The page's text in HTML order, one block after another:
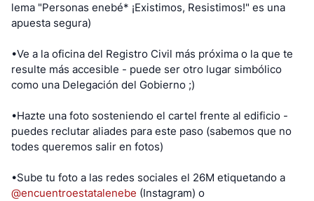
lema "Personas enebé* ¡Existimos, Resistimos!" es una
apuesta segura)
•Ve a la oficina del Registro Civil más próxima o la que te
resulte más accesible - puede ser otro lugar simbólico
como una Delegación del Gobierno ;)
•Hazte una foto sosteniendo el cartel frente al edificio -
puedes reclutar aliades para este paso (sabemos que no
todes queremos salir en fotos)
•Sube tu foto a las redes sociales el 26M etiquetando a
@encuentroestatalenebe (Instagram) o